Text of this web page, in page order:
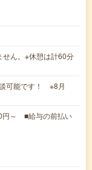
ん。※休憩は計60分
可能です！ ※8月
円～ ■給与の前払い